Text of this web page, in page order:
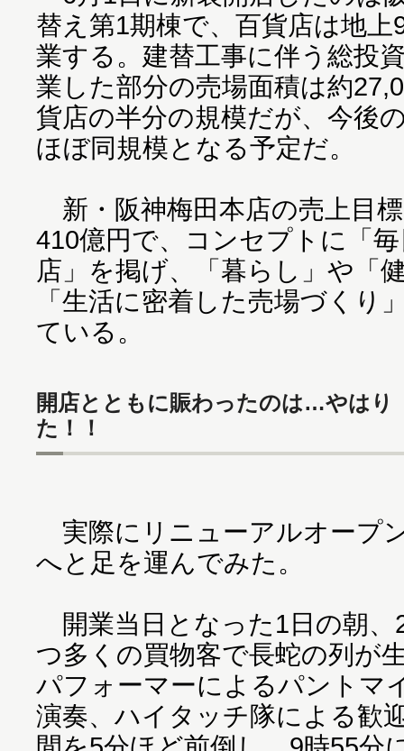
替え第1期棟で、百貨店は地
業する。建替工事に伴う総投
業した部分の売場面積は約
貨店の半分の規模だが、今後
ほぼ同規模となる予定だ。
新・阪神梅田本店の売上目
410億円で、コンセプトに「
店」を掲げ、「暮らし」や「
「生活に密着した売場づくり
ている。
開店とともに賑わったのは…やはり
た！！
実際にリニューアルオープ
へと足を運んでみた。
開業当日となった1日の朝、
つ多くの買物客で長蛇の列が
パフォーマーによるパントマ
演奏、ハイタッチ隊による歓